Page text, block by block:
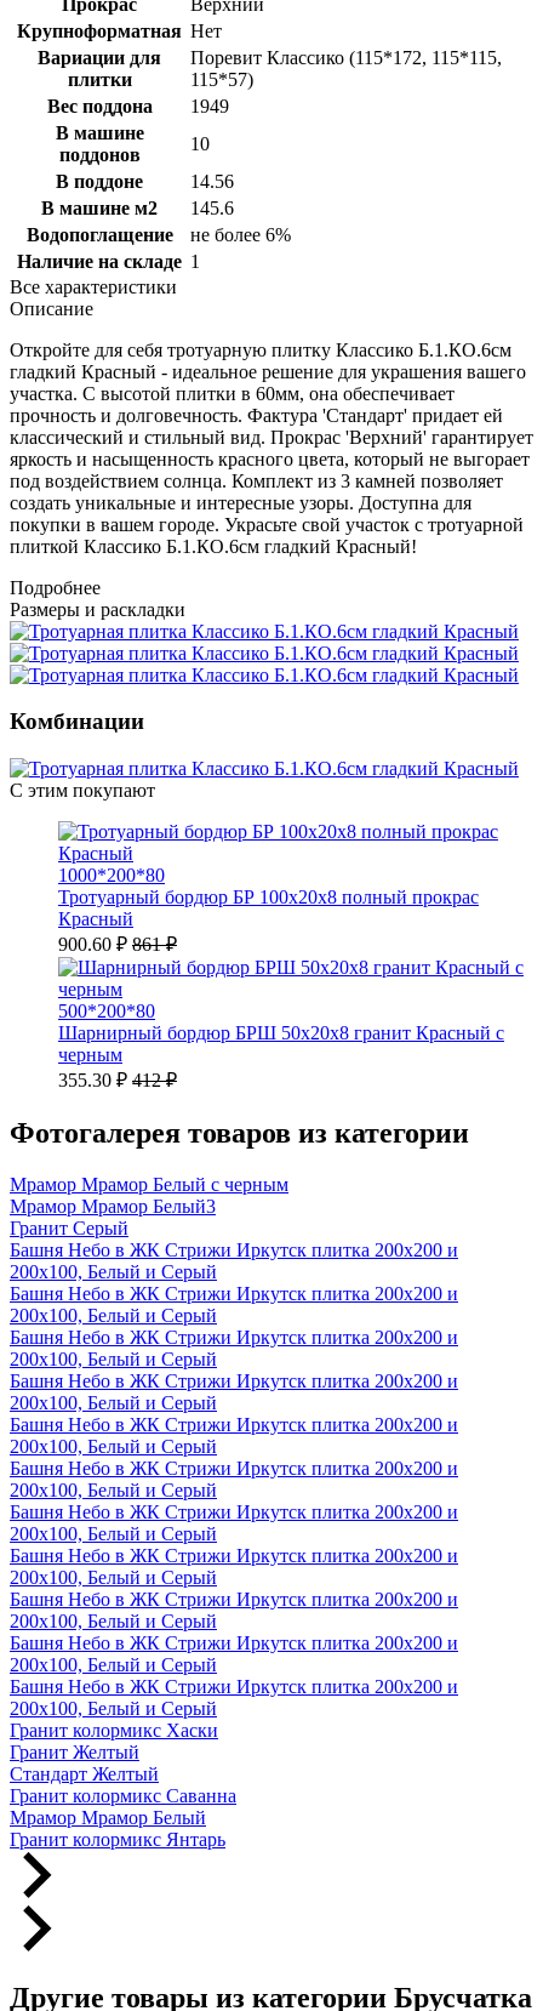
Крупноформатная Нет
Вариации для
плитки
Поревит Классико (115*172, 115*115,
115*57)
Вес поддона
1949
В машине
поддонов
10
В поддоне
14.56
В машине м2
145.6
Водопоглащение
не более 6%
Наличие на складе 1
Все характеристики
Описание
Откройте для себя тротуарную плитку Классико Б.1.КО.6см
гладкий Красный - идеальное решение для украшения вашего
участка. С высотой плитки в 60мм, она обеспечивает
прочность и долговечность. Фактура 'Стандарт' придает ей
классический и стильный вид. Прокрас 'Верхний' гарантирует
яркость и насыщенность красного цвета, который не выгорает
под воздействием солнца. Комплект из 3 камней позволяет
создать уникальные и интересные узоры. Доступна для
покупки в вашем городе. Украсьте свой участок с тротуарной
плиткой Классико Б.1.КО.6см гладкий Красный!
Подробнее
Размеры и раскладки
Комбинации
С этим покупают
1000*200*80
Тротуарный бордюр БР 100х20х8 полный прокрас
Красный
900.60 ₽ 861 ₽
500*200*80
Шарнирный бордюр БРШ 50х20х8 гранит Красный с
черным
355.30 ₽ 412 ₽
Фотогалерея товаров из категории
Мрамор Мрамор Белый с черным
Мрамор Мрамор Белый3
Гранит Серый
Башня Небо в ЖК Стрижи Иркутск плитка 200х200 и
200х100, Белый и Серый
Башня Небо в ЖК Стрижи Иркутск плитка 200х200 и
200х100, Белый и Серый
Башня Небо в ЖК Стрижи Иркутск плитка 200х200 и
200х100, Белый и Серый
Башня Небо в ЖК Стрижи Иркутск плитка 200х200 и
200х100, Белый и Серый
Башня Небо в ЖК Стрижи Иркутск плитка 200х200 и
200х100, Белый и Серый
Башня Небо в ЖК Стрижи Иркутск плитка 200х200 и
200х100, Белый и Серый
Башня Небо в ЖК Стрижи Иркутск плитка 200х200 и
200х100, Белый и Серый
Башня Небо в ЖК Стрижи Иркутск плитка 200х200 и
200х100, Белый и Серый
Башня Небо в ЖК Стрижи Иркутск плитка 200х200 и
200х100, Белый и Серый
Башня Небо в ЖК Стрижи Иркутск плитка 200х200 и
200х100, Белый и Серый
Башня Небо в ЖК Стрижи Иркутск плитка 200х200 и
200х100, Белый и Серый
Гранит колормикс Хаски
Гранит Желтый
Стандарт Желтый
Гранит колормикс Саванна
Мрамор Мрамор Белый
Гранит колормикс Янтарь
Другие товары из категории Брусчатка